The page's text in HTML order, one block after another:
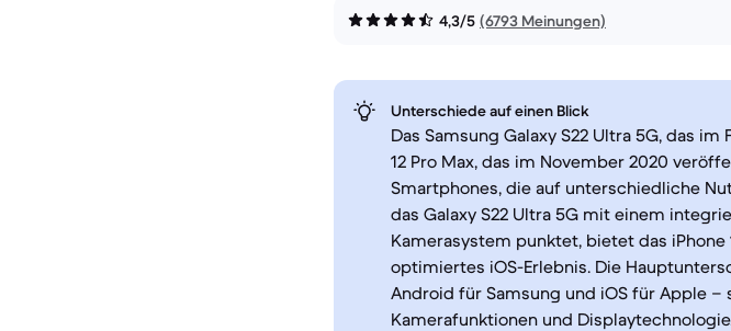
4,3/5 (6793 Meinungen)
Unterschiede auf einen Blick
Das Samsung Galaxy S22 Ultra 5G, das
12 Pro Max, das im November 2020
Smartphones, die auf unterschiedliche
das Galaxy S22 Ultra 5G mit einem
Kamerasystem punktet, bietet das
optimiertes iOS-Erlebnis. Die
Android für Samsung und iOS für Apple
Kamerafunktionen und